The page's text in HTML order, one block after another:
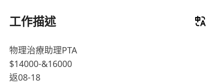
工作描述
物理治療助理PTA
$14000-&16000
返08-18